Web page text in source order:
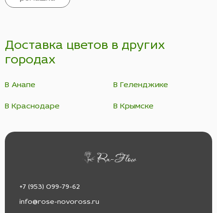
Доставка цветов в других
городах
В Анапе В Геленджике
В Краснодаре В Крымске
+7 (953) 099-79-62
info@rose-novoross.ru